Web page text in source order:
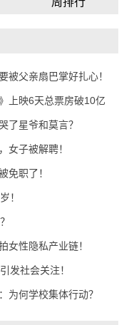
被父亲扇巴掌好扎心！
上映6天总票房破10亿
了星爷和莫言？
女子被解聘！
免职了！
！
女性隐私产业链！
发社会关注！
为何学校集体行动？